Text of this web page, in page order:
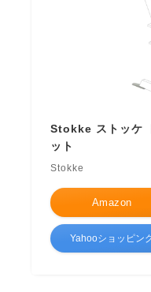
Stokke ストッケ
ット
Stokke
Amazon
Yahooショッピン